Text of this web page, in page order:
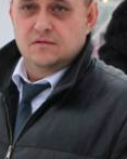
встреча по вопросу